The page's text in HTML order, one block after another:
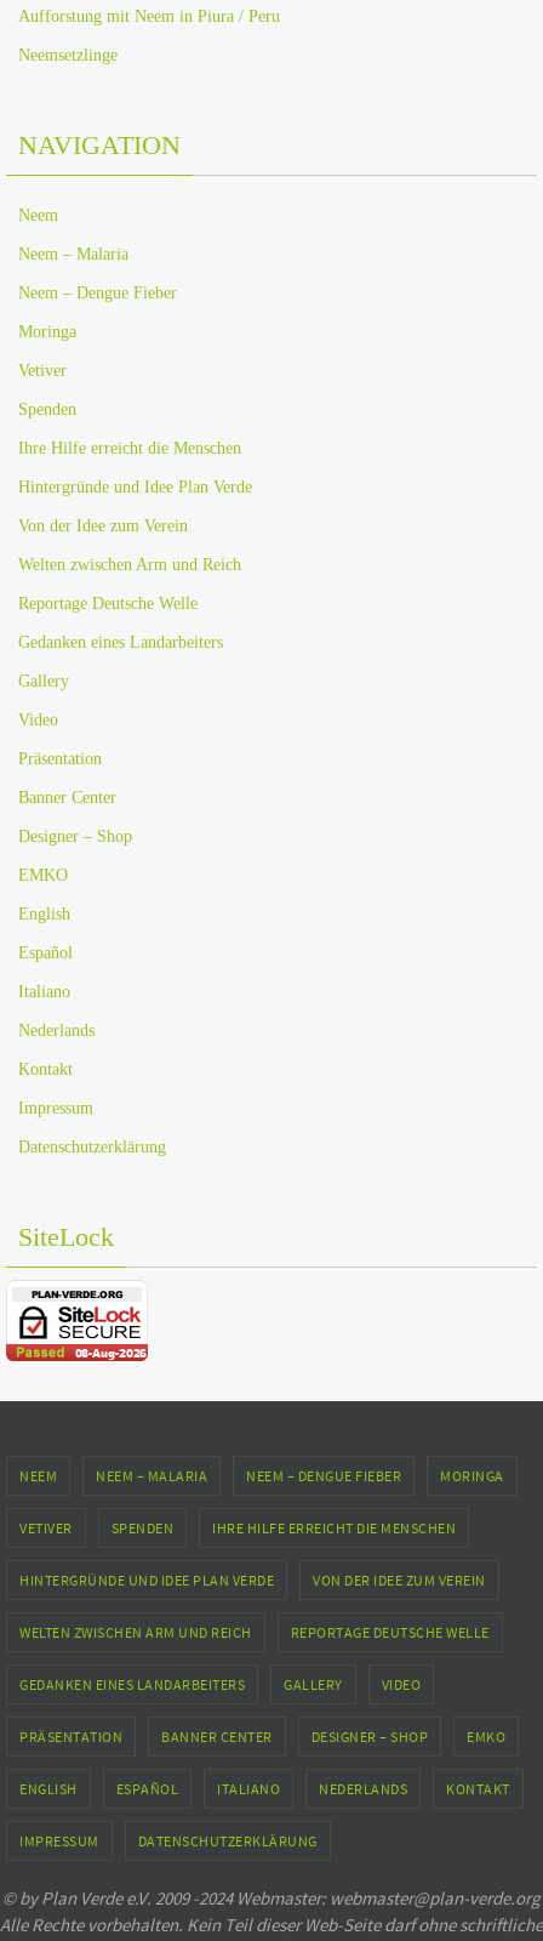
Aufforstung mit Neem in Piura / Peru
Neemsetzlinge
NAVIGATION
Neem
Neem – Malaria
Neem – Dengue Fieber
Moringa
Vetiver
Spenden
Ihre Hilfe erreicht die Menschen
Hintergründe und Idee Plan Verde
Von der Idee zum Verein
Welten zwischen Arm und Reich
Reportage Deutsche Welle
Gedanken eines Landarbeiters
Gallery
Video
Präsentation
Banner Center
Designer – Shop
EMKO
English
Español
Italiano
Nederlands
Kontakt
Impressum
Datenschutzerklärung
SiteLock
NEEM NEEM – MALARIA NEEM – DENGUE FIEBER MORINGA
VETIVER SPENDEN IHRE HILFE ERREICHT DIE MENSCHEN
HINTERGRÜNDE UND IDEE PLAN VERDE VON DER IDEE ZUM VEREIN
WELTEN ZWISCHEN ARM UND REICH REPORTAGE DEUTSCHE WELLE
GEDANKEN EINES LANDARBEITERS GALLERY VIDEO
PRÄSENTATION BANNER CENTER DESIGNER – SHOP EMKO
ENGLISH ESPAÑOL ITALIANO NEDERLANDS KONTAKT
IMPRESSUM DATENSCHUTZERKLÄRUNG
© by Plan Verde e.V. 2009 -2024 Webmaster: webmaster@plan-verde.org
Alle Rechte vorbehalten. Kein Teil dieser Web-Seite darf ohne schriftliche